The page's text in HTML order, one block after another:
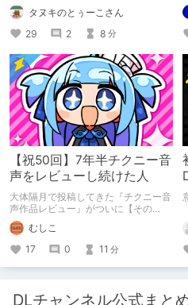
タヌキのとぅーこさん
29
2 8 分
【祝50回】7年半チクニー音
声をレビューし続けた人
大体隔月で投稿してきた『チクニー音
声作品レビュー』がついに【その
50】を迎えました！ 約7年半チクニー
し続け、おシコり報告をしてきただけ
ですけど記念は記念。 皆様への感謝
を伝えたり、これまでの投稿を振り返
ります。
むしこ
17
0 11 分
DLチャンネル公式まと